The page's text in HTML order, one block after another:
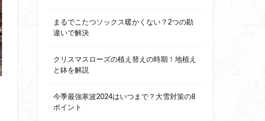
まるでこたつソックス暖かくない？2つの勘
違いで解決
クリスマスローズの植え替えの時期！地植え
と鉢を解説
今季最強寒波2024はいつまで？大雪対策の8
ポイント